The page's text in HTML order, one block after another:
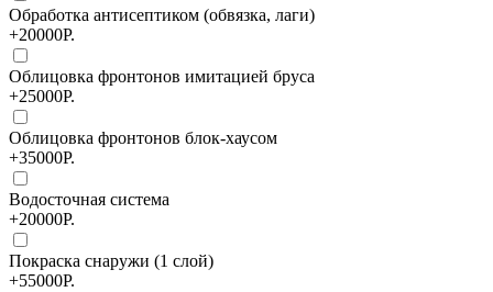
Обработка антисептиком (обвязка, лаги)
+20000Р.
Облицовка фронтонов имитацией бруса
+25000Р.
Облицовка фронтонов блок-хаусом
+35000Р.
Водосточная система
+20000Р.
Покраска снаружи (1 слой)
+55000Р.